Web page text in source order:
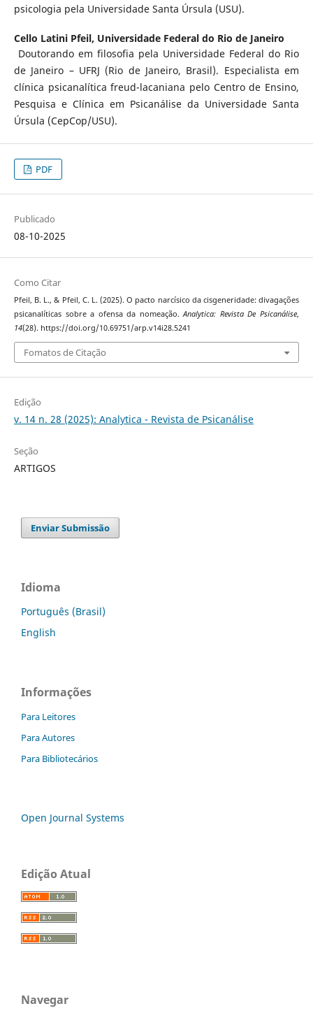
psicologia pela Universidade Santa Úrsula (USU).
Cello Latini Pfeil, Universidade Federal do Rio de Janeiro
Doutorando em filosofia pela Universidade Federal do Rio
de Janeiro – UFRJ (Rio de Janeiro, Brasil). Especialista em
clínica psicanalítica freud-lacaniana pelo Centro de Ensino,
Pesquisa e Clínica em Psicanálise da Universidade Santa
Úrsula (CepCop/USU).
PDF
Publicado
08-10-2025
Como Citar
Pfeil, B. L., & Pfeil, C. L. (2025). O pacto narcísico da cisgeneridade: divagações
psicanalíticas sobre a ofensa da nomeação.Analytica: Revista De Psicanálise,
14(28). https://doi.org/10.69751/arp.v14i28.5241
Fomatos de Citação
Edição
v. 14 n. 28 (2025): Analytica - Revista de Psicanálise
Seção
ARTIGOS
Enviar Submissão
Idioma
Português (Brasil)
English
Informações
Para Leitores
Para Autores
Para Bibliotecários
Open Journal Systems
Edição Atual
Navegar